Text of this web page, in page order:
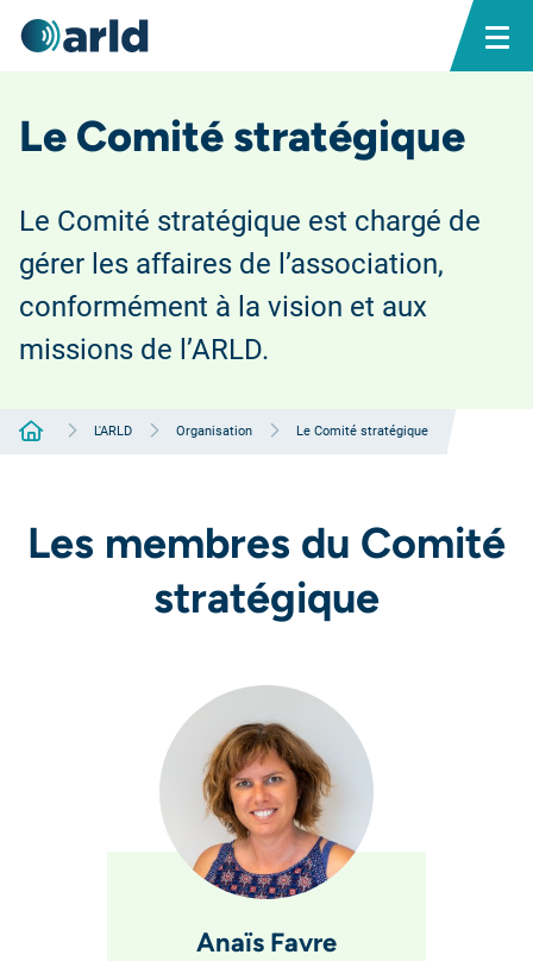
Le Comité stratégique
Le Comité stratégique est chargé de
gérer les affaires de l’association,
conformément à la vision et aux
missions de l’ARLD.
Accueil
L'ARLD Organisation Le Comité stratégique
Les membres du Comité
stratégique
Anaïs Favre